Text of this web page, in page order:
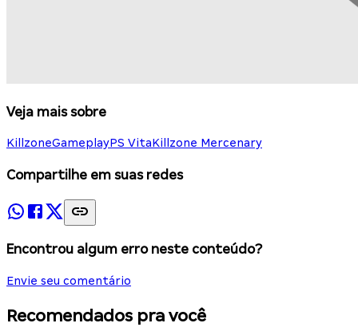
Veja mais sobre
KillzoneGameplayPS VitaKillzone Mercenary
Compartilhe em suas redes
Encontrou algum erro neste conteúdo?
Envie seu comentário
Recomendados pra você